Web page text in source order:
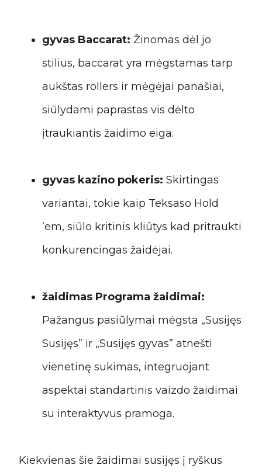
gyvas Baccarat: Žinomas dėl jo
stilius, baccarat yra mėgstamas tarp
aukštas rollers ir mėgėjai panašiai,
siūlydami paprastas vis dėlto
įtraukiantis žaidimo eiga.
gyvas kazino pokeris: Skirtingas
variantai, tokie kaip Teksaso Hold
’em, siūlo kritinis kliūtys kad pritraukti
konkurencingas žaidėjai.
žaidimas Programa žaidimai:
Pažangus pasiūlymai mėgsta „Susijęs
Susijęs” ir „Susijęs gyvas” atnešti
vienetinę sukimas, integruojant
aspektai standartinis vaizdo žaidimai
su interaktyvus pramoga.
Kiekvienas šie žaidimai susijęs į ryškus